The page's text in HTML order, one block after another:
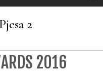
2
2016